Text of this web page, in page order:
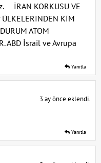
İRAN KORKUSU VE
ÜLKELERINDEN KİM
ATOM
ABD İsrail ve Avrupa
Yanıtla
3 ay önce eklendi.
Yanıtla